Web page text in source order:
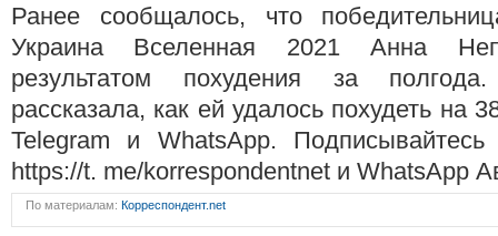
Ранее сообщалось, что
Украина Вселенная 2021 Анна
результатом похудения за
рассказала, как ей удалось похудеть на
Telegram и WhatsApp.
https://t. me/korrespondentnet и WhatsApp
По материалам: Корреспондент.net